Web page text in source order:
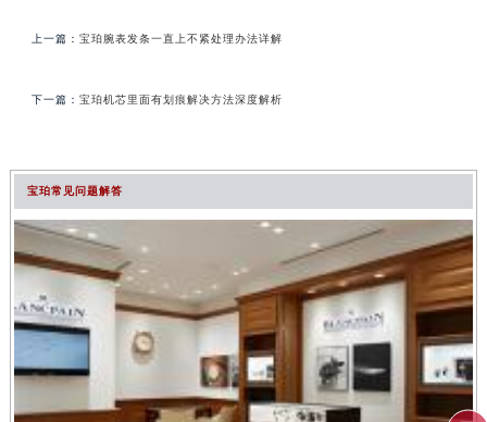
上一篇： 宝珀腕表发条一直上不紧处理办法详解
下一篇： 宝珀机芯里面有划痕解决方法深度解析
宝珀常见问题解答